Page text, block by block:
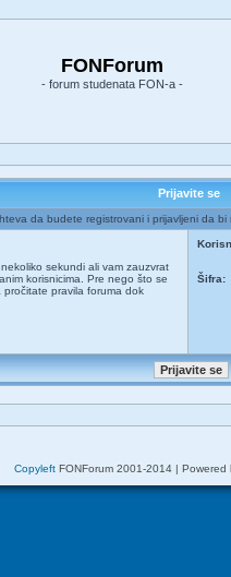
FONForum
- forum studenata FON-a -
Prijavite se
da budete registrovani i prijavljeni da
sekundi ali vam zauzvrat
korisnicima. Pre nego što se
pravila foruma dok
Šifra:
CopyleftFONForum 2001-2014 | Powered